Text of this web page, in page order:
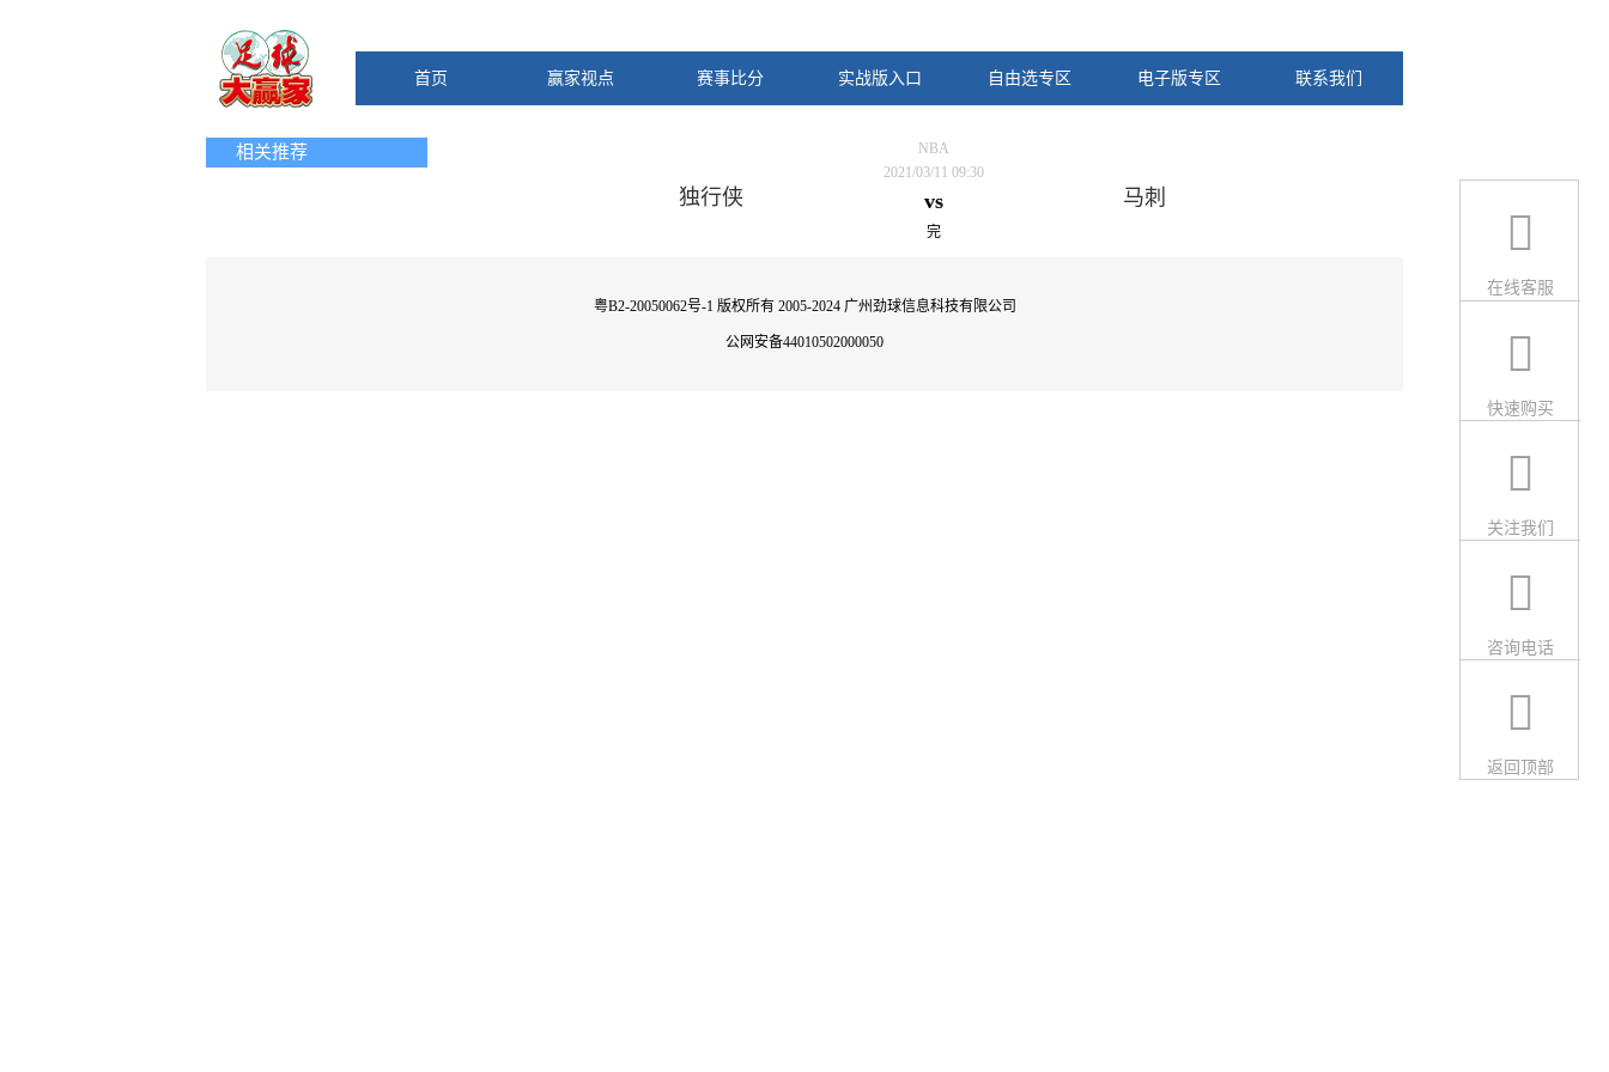
首页 赢家视点 赛事比分 实战版入口 自由选专区 电子版专区 联系我们
相关推荐
NBA
2021/03/11 09:30
vs
完
独行侠 马刺
粤B2-20050062号-1版权所有 2005-2024 广州劲球信息科技有限公司
公网安备44010502000050
在线客服
快速购买
关注我们
咨询电话
返回顶部